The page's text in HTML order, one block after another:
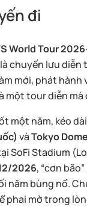
đi
World Tour
chuyến lưu
mới, phát
tour diễn mà
một năm, kéo
vàTokyo
SoFi Stadium
2026, “cơn
năm bùng nổ.
phai mờ trong